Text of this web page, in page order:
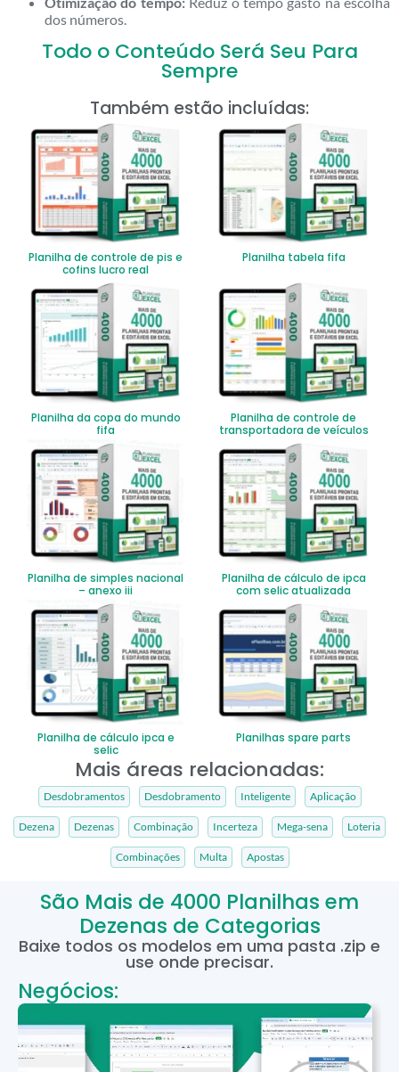
dos números.
Todo o Conteúdo Será Seu Para
Sempre
Também estão incluídas:
Planilha de controle de pis e
cofins lucro real
Planilha tabela fifa
Planilha da copa do mundo
fifa
Planilha de controle de
transportadora de veículos
Planilha de simples nacional
– anexo iii
Planilha de cálculo de ipca
com selic atualizada
Planilha de cálculo ipca e
selic
Planilhas spare parts
Mais áreas relacionadas:
Desdobramentos Desdobramento Inteligente Aplicação
Dezena Dezenas Combinação Incerteza Mega-sena Loteria
Combinações Multa Apostas
São Mais de 4000 Planilhas em
Dezenas de Categorias
Baixe todos os modelos em uma pasta .zip e
use onde precisar.
Negócios: